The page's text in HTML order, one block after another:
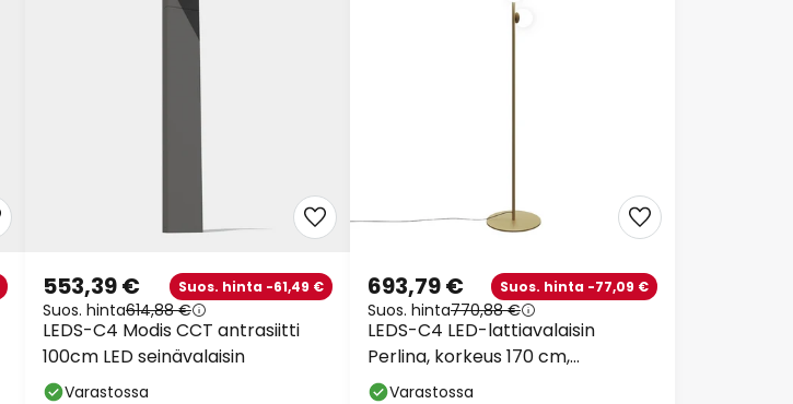
LEDS-C4 Modis CCT antrasiitti
100cm LED seinävalaisin
553,39 € Suos. hinta -61,49 €
Suos. hinta614,88 €
Varastossa
LEDS-C4 LED-lattiavalaisin
Perlina, korkeus 170 cm,
kullanvärinen
693,79 € Suos. hinta -77,09 €
Suos. hinta770,88 €
Varastossa